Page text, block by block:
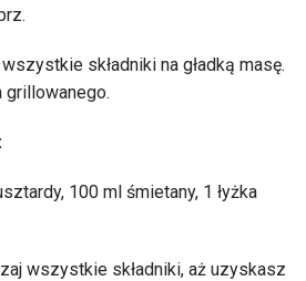
składniki na gładką masę.
grillowanego.
100 ml śmietany, 1 łyżka
wszystkie składniki, aż uzyskasz